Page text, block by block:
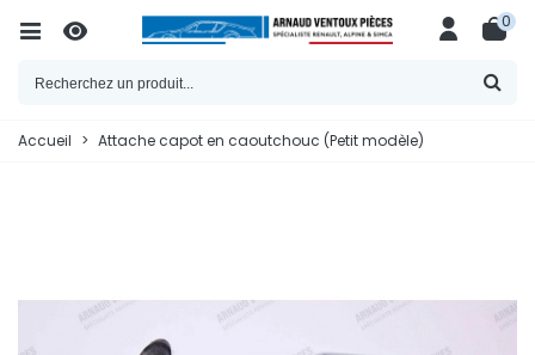
0
Accueil > Attache capot en caoutchouc (Petit modèle)